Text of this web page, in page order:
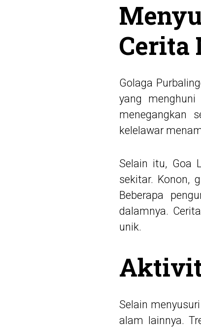
Cerita
Golaga
yang
menegangkan
kelelawar
Selain itu, Goa
sekitar. Konon,
Beberapa
dalamnya.
unik.
Selain
alam lainnya.